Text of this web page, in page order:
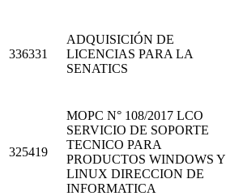
336331
ADQUISICIÓN DE
LICENCIAS PARA LA
SENATICS
325419
MOPC N° 108/2017 LCO
SERVICIO DE SOPORTE
TECNICO PARA
PRODUCTOS WINDOWS Y
LINUX DIRECCION DE
INFORMATICA